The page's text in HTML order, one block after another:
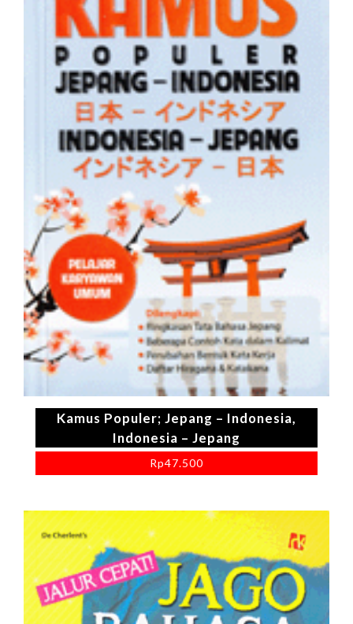
Kamus Populer; Jepang – Indonesia,
Indonesia – Jepang
Rp47.500